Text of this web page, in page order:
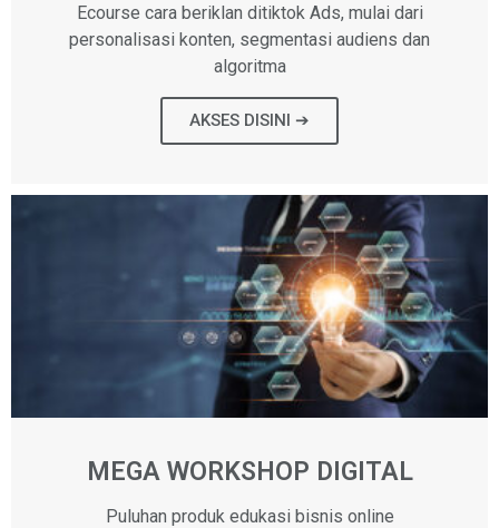
Ecourse cara beriklan ditiktok Ads, mulai dari
personalisasi konten, segmentasi audiens dan
algoritma
AKSES DISINI ➔
MEGA WORKSHOP DIGITAL
Puluhan produk edukasi bisnis online